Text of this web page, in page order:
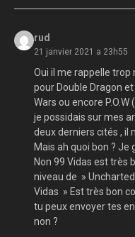
rud
21 janvier 2021 a 23h55
Oui il me rappelle trop
pour Double Dragon et
Wars ou encore
je possidais sur mes
deux derniers cités , il
Mais ah quoi bon ? Je
Non 99 Vidas est très
niveau de »
Vidas » Est très bon
tu peux envoyer tes
non ?